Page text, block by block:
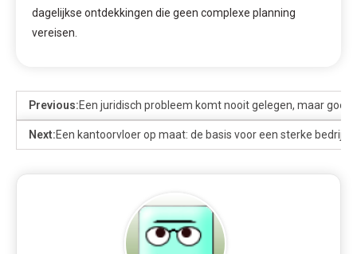
dagelijkse ontdekkingen die geen complexe planning
vereisen.
Previous:Een juridisch probleem komt nooit gelegen, maar
Next:Een kantoorvloer op maat: de basis voor een sterke